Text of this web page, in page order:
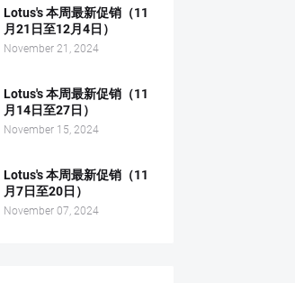
Lotus's 本周最新促销（11
月21日至12月4日）
November 21, 2024
Lotus's 本周最新促销（11
月14日至27日）
November 15, 2024
Lotus's 本周最新促销（11
月7日至20日）
November 07, 2024